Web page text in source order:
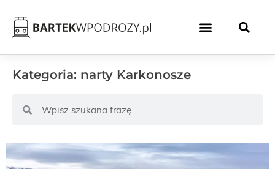
Kategoria: narty Karkonosze